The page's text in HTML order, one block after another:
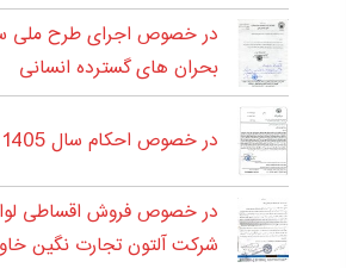
در خصوص اجرای طرح ملی
بحران های گسترده انسانی
در خصوص احکام سال 1405
در خصوص فروش اقساطی
شرکت آلتون تجارت نگین